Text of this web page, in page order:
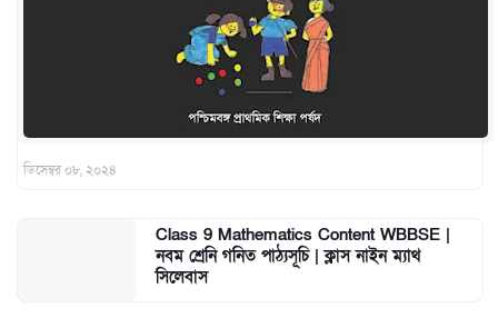
ডিসেম্বর ০৮, ২০২৪
Class 9 Mathematics Content WBBSE |
নবম শ্রেনি গনিত পাঠ্যসূচি | ক্লাস নাইন ম্যাথ
সিলেবাস